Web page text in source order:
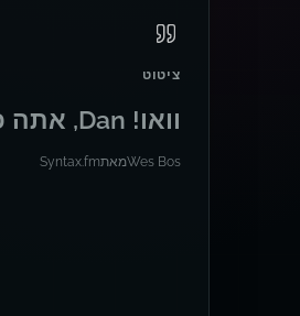
ציטוט
וואו! Dan, אתה כמו איש AI!
Wes BosמאתSyntax.fm